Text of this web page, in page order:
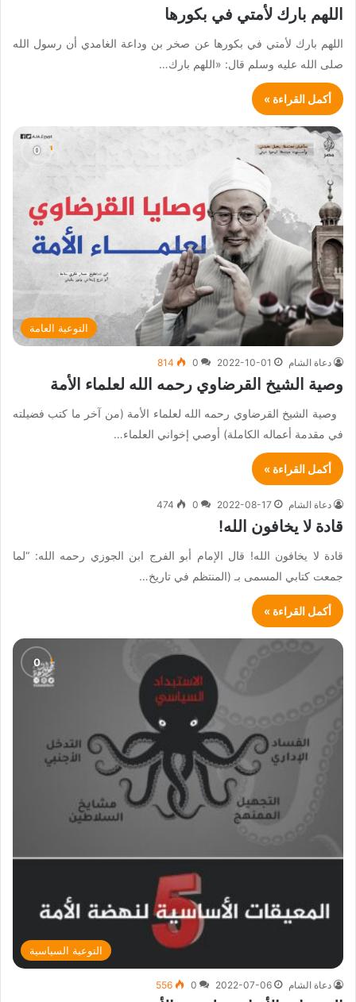
اللهم بارك لأمتي في بكورها
اللهم بارك لأمتي في بكورها عن صخر بن وداعة الغامدي أن رسول الله
صلى الله عليه وسلم قال: «اللهم بارك…
أكمل القراءة »
التوعية العامة
دعاة الشام 2022-10-01
0
814
وصية الشيخ القرضاوي رحمه الله لعلماء الأمة
وصية الشيخ القرضاوي رحمه الله لعلماء الأمة (من آخر ما كتب فضيلته
في مقدمة أعماله الكاملة) أوصي إخواني العلماء…
أكمل القراءة »
دعاة الشام 2022-08-17
0
474
قادة لا يخافون الله!
قادة لا يخافون الله! قال الإمام أبو الفرج ابن الجوزي رحمه الله: “لما
جمعت كتابي المسمى بـ (المنتظم في تاريخ…
أكمل القراءة »
التوعية السياسية
دعاة الشام 2022-07-06
0
556